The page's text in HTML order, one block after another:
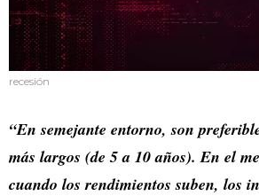
recesión
“En semejante entorno, son
más largos (de 5 a 10 años). En el
cuando los rendimientos suben, los